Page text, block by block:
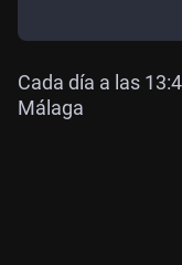
Cada día a las
Málaga